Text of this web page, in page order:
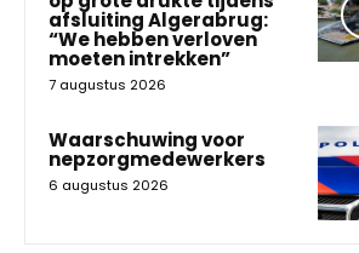
afsluiting Algerabrug:
“We hebben verloven
moeten intrekken”
7 augustus 2026
Waarschuwing voor
nepzorgmedewerkers
6 augustus 2026